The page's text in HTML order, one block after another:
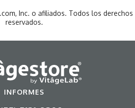
Inc. o afiliados. Todos los derechos
reservados.
INFORMES